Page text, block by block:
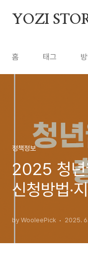
YOZI
홈 태그
정책정보
2025 청년
신청방법·
by WooleePick 2025.